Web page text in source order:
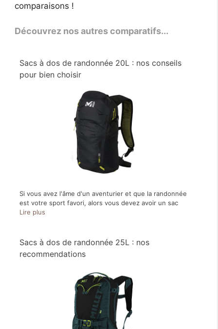
comparaisons !
Découvrez nos autres comparatifs...
Sacs à dos de randonnée 20L : nos conseils
pour bien choisir
Si vous avez l'âme d'un aventurier et que la randonnée
est votre sport favori, alors vous devez avoir un sac
Lire plus
Sacs à dos de randonnée 25L : nos
recommendations